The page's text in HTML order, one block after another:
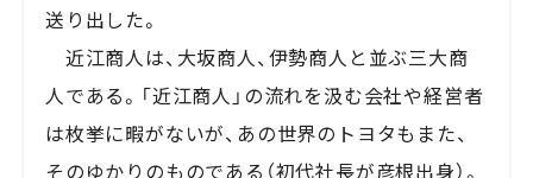
送り出した。
近江商人は、大坂商人、伊勢商人と並ぶ三大商
人である。「近江商人」の流れを汲む会社や経営者
は枚挙に暇がないが、あの世界のトヨタもまた、
そのゆかりのものである（初代社長が彦根出身）。